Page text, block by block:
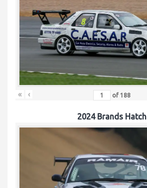
« ‹ of 188
2024 Brands Hatch